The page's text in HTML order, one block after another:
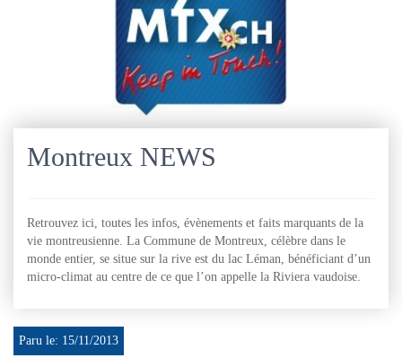
Montreux NEWS
Retrouvez ici, toutes les infos, évènements et faits marquants de la
vie montreusienne. La Commune de Montreux, célèbre dans le
monde entier, se situe sur la rive est du lac Léman, bénéficiant d’un
micro-climat au centre de ce que l’on appelle la Riviera vaudoise.
Paru le: 15/11/2013